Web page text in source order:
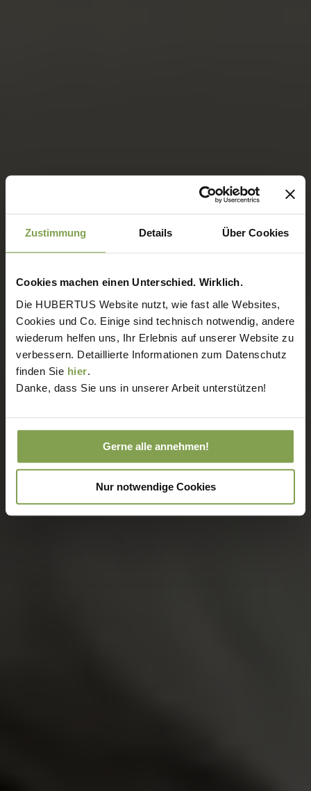
Zustimmung Details Über Cookies
Cookies machen einen Unterschied. Wirklich.
Die HUBERTUS Website nutzt, wie fast alle Websites,
Cookies und Co. Einige sind technisch notwendig, andere
wiederum helfen uns, Ihr Erlebnis auf unserer Website zu
verbessern. Detaillierte Informationen zum Datenschutz
finden Sie hier.
Danke, dass Sie uns in unserer Arbeit unterstützen!
Gerne alle annehmen!
Nur notwendige Cookies